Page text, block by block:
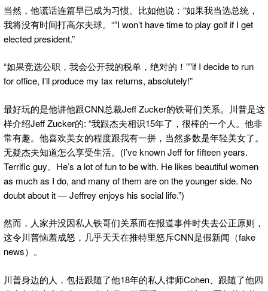
当然，他谎话连篇早已成为习惯。比如他说：“如果我当选总统，
我将没有时间打高尔夫球。“”I won’t have time to play golf if I get
elected president.”
“如果竞选公职，我会公开我的税单，绝对的！””if I decide to run
for office, I’ll produce my tax returns, absolutely!”
最好玩的是他讲他跟CNN总裁Jeff Zucker的铁哥们关系。川普是这
样介绍Jeff Zucker的: “我跟杰夫相识15年了，很棒的一个人。他非
常有趣。他喜欢美女的程度跟我有一拼，当然多数是年轻美女了。
无疑杰夫知道怎么享受生活。(I’ve known Jeff for fifteen years.
Terrific guy。He’s a lot of fun to be with. He likes beautiful women
as much as I do, and many of them are on the younger side. No
doubt about it — Jeffrey enjoys his social life.”)
然而，人家并没因私人铁哥们关系而在报道事件时失去公正原则，
这令川普恼羞成怒，几乎天天在推特里怒斥CNN是假新闻（fake
news）。
川普身边的人，包括跟随了他18年的私人律师Cohen、跟随了他四